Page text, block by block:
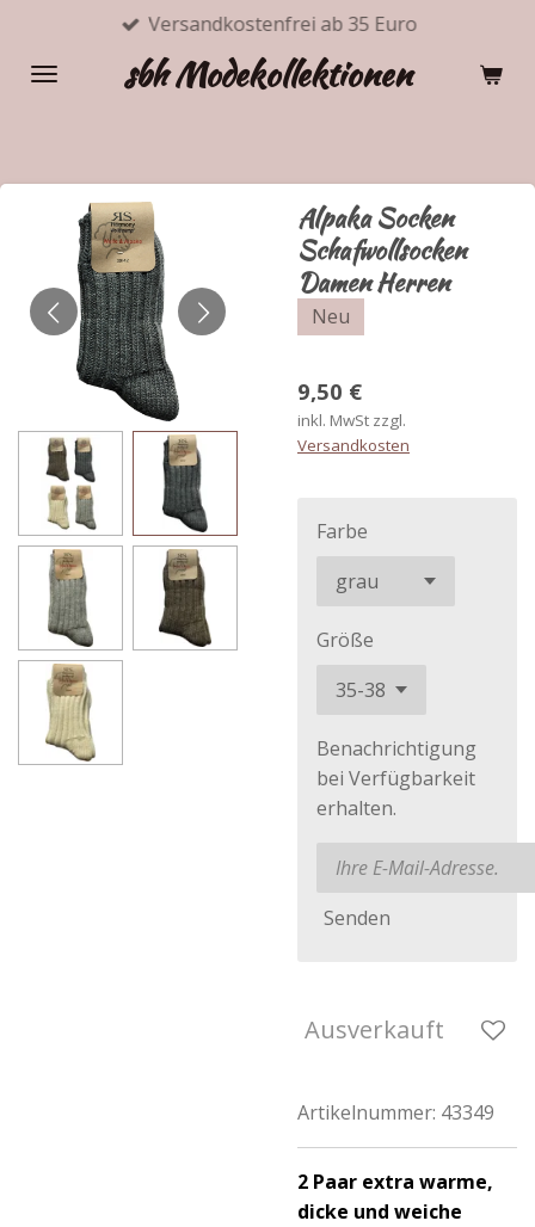
springen
sbh Modekollektionen
Versandkostenfrei ab 35 Euro
Alpaka Socken
Schafwollsocken
Damen Herren
Neu
9,50 €
inkl. MwSt zzgl.
Versandkosten
Farbe
Größe
Benachrichtigung
bei Verfügbarkeit
erhalten.
Senden
Ausverkauft
Artikelnummer: 43349
2 Paar extra warme,
dicke und weiche